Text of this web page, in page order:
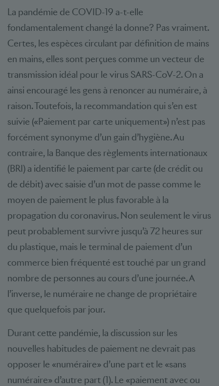
La pandémie de COVID-19 a-t-elle
fondamentalement changé la donne? Pas vraiment.
Certes, les espèces circulant par définition de mains
en mains, elles sont perçues comme un vecteur de
transmission idéal pour le virus SARS-CoV-2. On a
ainsi encouragé les gens à renoncer au numéraire, à
raison. Toutefois, la recommandation qui s’en est
suivie («Paiement par carte uniquement») n’est pas
forcément synonyme d’un gain d’hygiène. Au
contraire, la Banque des règlements internationaux
(BRI) a identifié le paiement par carte (de crédit ou
de débit) avec saisie d’un mot de passe comme le
moyen de paiement le plus favorable à la
propagation du coronavirus. Non seulement le virus
peut probablement survivre jusqu’à 72 heures sur
du plastique, mais le terminal de paiement d’un
commerce bien fréquenté est touché par un grand
nombre de personnes au cours d’une journée. A
l’inverse, le numéraire ne change de propriétaire
que quelquefois par jour.
Durant cette pandémie, la discussion sur les
nouvelles habitudes de paiement ne devrait pas
opposer le «numéraire» d’une part et le «sans
numéraire» d’autre part (1). Le «paiement avec ou